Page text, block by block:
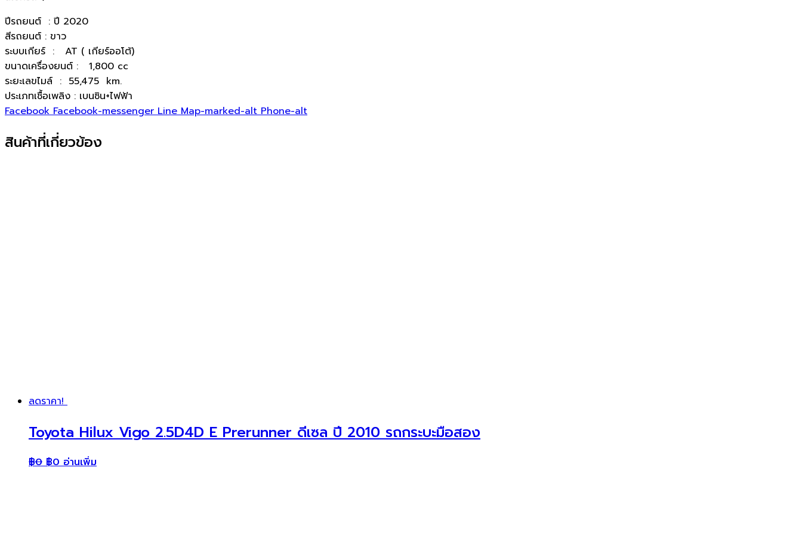
ปีรถยนต์ : ปี 2020
สีรถยนต์ : ขาว
ระบบเกียร์ : AT ( เกียร์ออโต้)
ขนาดเครื่องยนต์ : 1,800 cc
ระยะเลขไมล์ : 55,475 km.
ประเภทเชื้อเพลิง : เบนซิน+ไฟฟ้า
Facebook Facebook-messenger Line Map-marked-alt Phone-alt
สินค้าที่เกี่ยวข้อง
ลดราคา!
Toyota Hilux Vigo 2.5D4D E Prerunner ดีเซล ปี 2010 รถกระบะมือสอง
฿0 ฿0 อ่านเพิ่ม